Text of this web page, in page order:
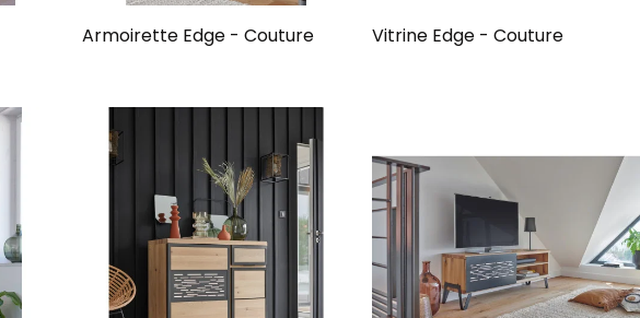
Armoirette Edge - Couture Vitrine Edge - Couture